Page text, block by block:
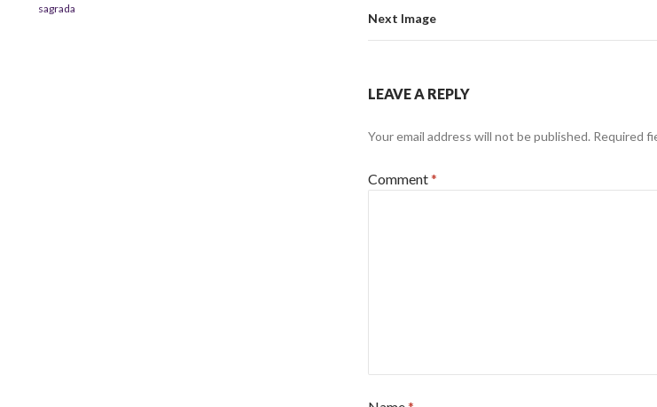
Next Image
LEAVE A REPLY
Your email address will not be published. Required
Comment*
sagrada